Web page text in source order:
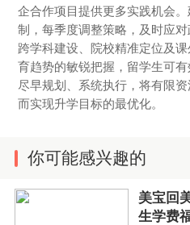
企合作项目提供更多实践机会
制，每季度调整策略，及时应
跨学科建设、院校精准定位及
育趋势的敏锐把握，留学生可
尽早规划、系统执行，将有限
而实现升学目标的最优化。
你可能感兴趣的
美宝回
生学费